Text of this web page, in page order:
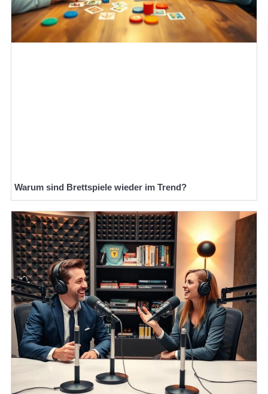
Warum sind Brettspiele wieder im Trend?